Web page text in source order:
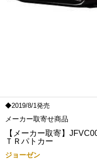
◆2019/8/1発売
メーカー取寄せ商品
【メーカー取寄】
ＴＲパトカー
ジョーゼン